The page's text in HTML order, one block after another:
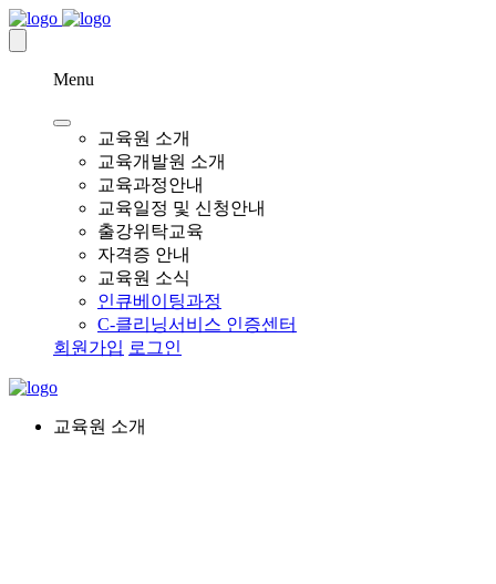
Menu
교육원 소개
교육개발원 소개
교육과정안내
교육일정 및 신청안내
출강위탁교육
자격증 안내
교육원 소식
인큐베이팅과정
C-클리닝서비스 인증센터
회원가입 로그인
교육원 소개